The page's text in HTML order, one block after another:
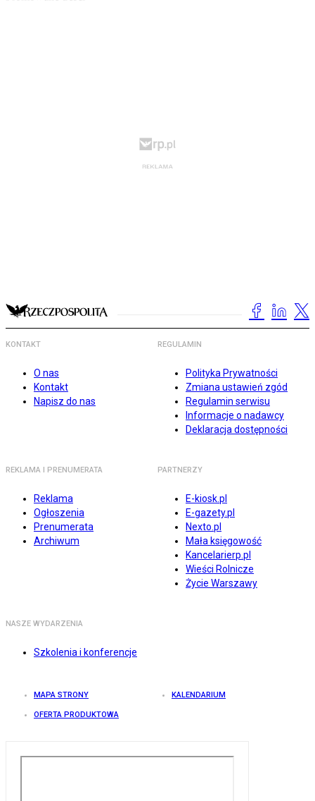
KONTAKT
O nas
Kontakt
Napisz do nas
REGULAMIN
Polityka Prywatności
Zmiana ustawień zgód
Regulamin serwisu
Informacje o nadawcy
Deklaracja dostępności
REKLAMA I PRENUMERATA
Reklama
Ogłoszenia
Prenumerata
Archiwum
PARTNERZY
E-kiosk.pl
E-gazety.pl
Nexto.pl
Mała księgowość
Kancelarierp.pl
Wieści Rolnicze
Życie Warszawy
NASZE WYDARZENIA
Szkolenia i konferencje
MAPA STRONY KALENDARIUM
OFERTA PRODUKTOWA